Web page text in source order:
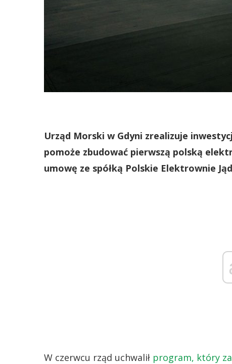
Urząd Morski w Gdyni zrealizuje
pomoże zbudować pierwszą polską
umowę ze spółką Polskie Elektrownie
W czerwcu rząd uchwalił program, który